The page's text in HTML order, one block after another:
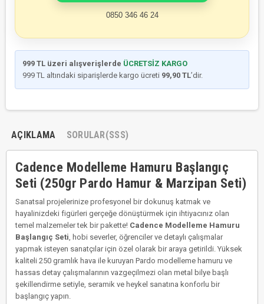
0850 346 46 24
999 TL üzeri alışverişlerde ÜCRETSİZ KARGO
999 TL altındaki siparişlerde kargo ücreti 99,90 TL’dir.
AÇIKLAMA SORULAR(SSS)
Cadence Modelleme Hamuru Başlangıç
Seti (250gr Pardo Hamur & Marzipan Seti)
Sanatsal projelerinize profesyonel bir dokunuş katmak ve
hayalinizdeki figürleri gerçeğe dönüştürmek için ihtiyacınız olan
temel malzemeler tek bir pakette! Cadence Modelleme Hamuru
Başlangıç Seti , hobi severler, öğrenciler ve detaylı çalışmalar
yapmak isteyen sanatçılar için özel olarak bir araya getirildi. Yüksek
kaliteli 250 gramlık hava ile kuruyan Pardo modelleme hamuru ve
hassas detay çalışmalarının vazgeçilmezi olan metal bilye başlı
şekillendirme setiyle, seramik ve heykel sanatına konforlu bir
başlangıç yapın.